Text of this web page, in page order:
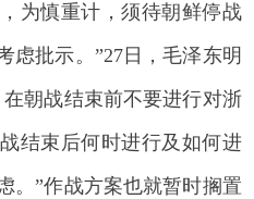
为慎重计，须待朝鲜停战
虑批示。”27日，毛泽东明
朝战结束前不要进行对浙
结束后何时进行及如何进
。”作战方案也就暂时搁置